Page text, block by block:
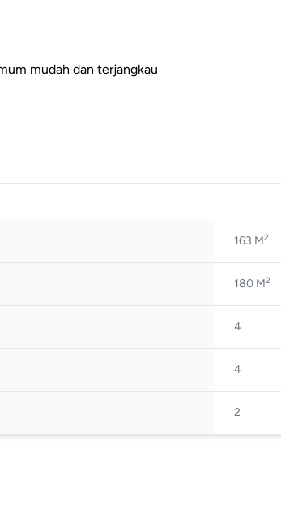
mudah dan terjangkau
163 M2
180 M2
4
4
2